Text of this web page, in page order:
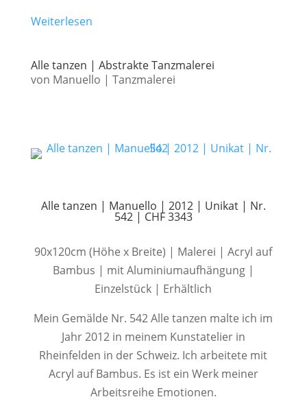
Weiterlesen
Alle tanzen | Abstrakte Tanzmalerei
von Manuello | Tanzmalerei
Alle tanzen | Manuello | 2012 | Unikat | Nr.
542 | CHF 3343
90x120cm (Höhe x Breite) | Malerei | Acryl auf
Bambus | mit Aluminiumaufhängung |
Einzelstück | Erhältlich
Mein Gemälde Nr. 542 Alle tanzen malte ich im
Jahr 2012 in meinem Kunstatelier in
Rheinfelden in der Schweiz. Ich arbeitete mit
Acryl auf Bambus. Es ist ein Werk meiner
Arbeitsreihe Emotionen.